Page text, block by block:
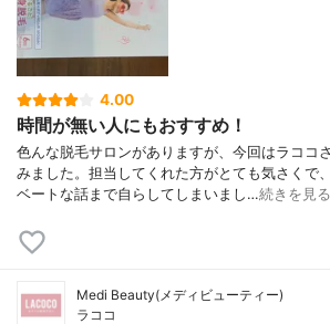
4.00
時間が無い人にもおすすめ！
色んな脱毛サロンがありますが、今回はラココ
みました。担当してくれた方がとても気さくで
ベートな話まで自らしてしまいまし…続きを見る
Medi Beauty(メディビューティー)
ラココ